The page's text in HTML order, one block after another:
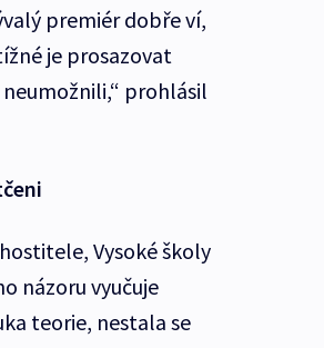
premiér dobře ví,
je prosazovat
prohlásil
Vysoké školy
názoru vyučuje
teorie, nestala se